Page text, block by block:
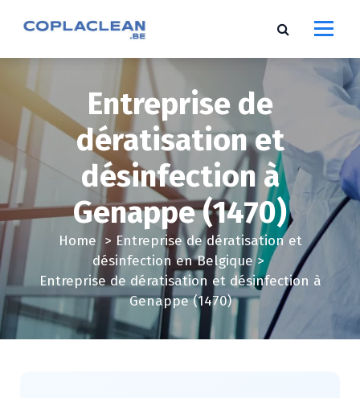
e
n
t
Entreprise de
dératisation et
désinfection à
Genappe (1470)
Home > Entreprise de dératisation et
désinfection en Belgique>
Entreprise de dératisation et désinfection à
Genappe (1470)